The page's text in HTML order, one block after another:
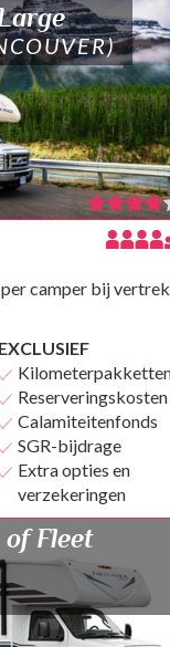
camper bij vertrek
EXCLUSIEF
Reserveringskosten
Calamiteitenfonds
SGR-bijdrage
Extra opties en
verzekeringen
of Fleet